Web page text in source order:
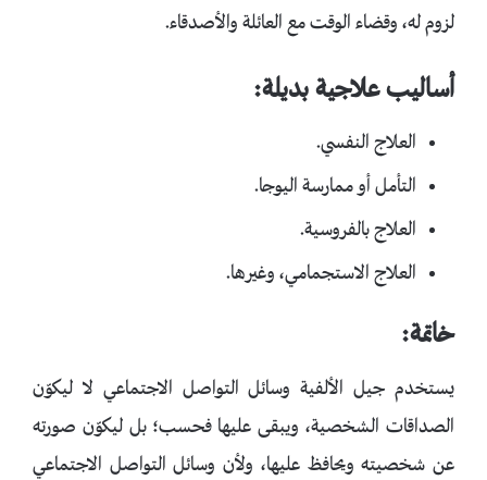
لزوم له، وقضاء الوقت مع العائلة والأصدقاء.
أساليب علاجية بديلة:
العلاج النفسي.
التأمل أو ممارسة اليوجا.
العلاج بالفروسية.
العلاج الاستجمامي، وغيرها.
خاتمة:
يستخدم جيل الألفية وسائل التواصل الاجتماعي لا ليكوّن
الصداقات الشخصية، ويبقى عليها فحسب؛ بل ليكوّن صورته
عن شخصيته ويحافظ عليها، ولأن وسائل التواصل الاجتماعي